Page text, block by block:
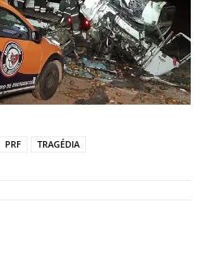
PRF TRAGÉDIA